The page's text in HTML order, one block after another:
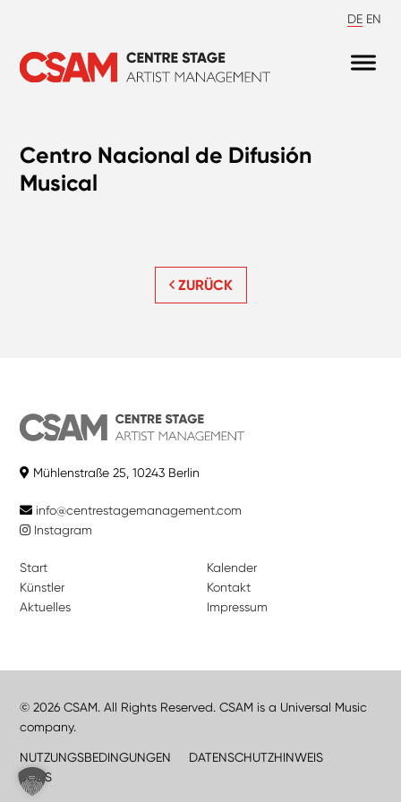
DE EN
Centro Nacional de Difusión
Musical
ZURÜCK
Mühlenstraße 25, 10243 Berlin
info@centrestagemanagement.com
Instagram
Start
Künstler
Aktuelles
Kalender
Kontakt
Impressum
© 2026 CSAM. All Rights Reserved. CSAM is a Universal Music
company.
NUTZUNGSBEDINGUNGEN
DATENSCHUTZHINWEIS
JOBS